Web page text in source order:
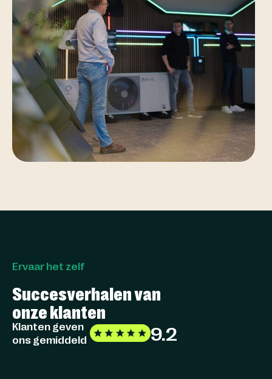
Ervaar het zelf
Succesverhalen van
onze klanten
Klanten geven
ons gemiddeld
9.2